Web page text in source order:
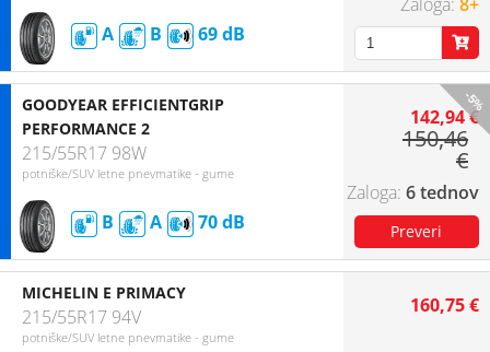
A B 69
-5%
GOODYEAR EFFICIENTGRIP
PERFORMANCE 2
215/55R17 98W
potniške/SUV letne pnevmatike - gume
B A 70
142,94 €
150,46
€
6 tednov
MICHELIN E PRIMACY
215/55R17 94V
potniške/SUV letne pnevmatike - gume
160,75 €